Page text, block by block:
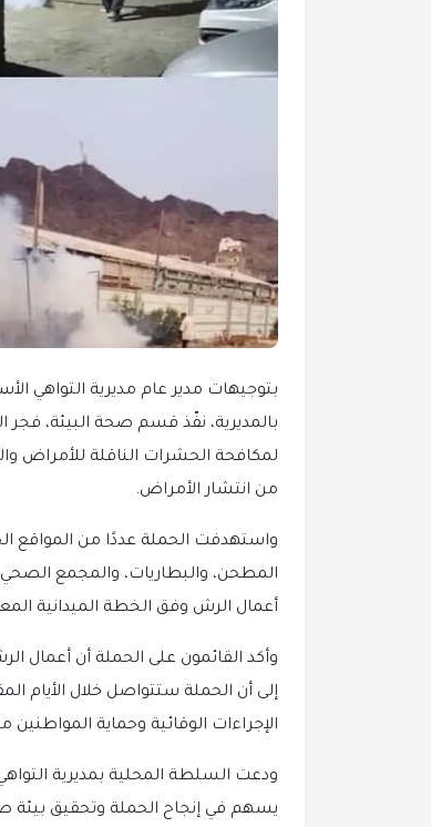
بتوجيهات مدير عام مديرية التواهي
لمكافحة الحشرات الناقلة للأمراض
من انتشار الأمراض.
واستهدفت الحملة عددًا من المواقع
المطحن، والبطاريات، والمجمع
أعمال الرش وفق الخطة الميدانية
وأكد القائمون على الحملة أن
إلى أن الحملة ستتواصل خلال الأيام
الإجراءات الوقائية وحماية
ودعت السلطة المحلية بمديرية
يسهم في إنجاح الحملة وتحقيق بيئة